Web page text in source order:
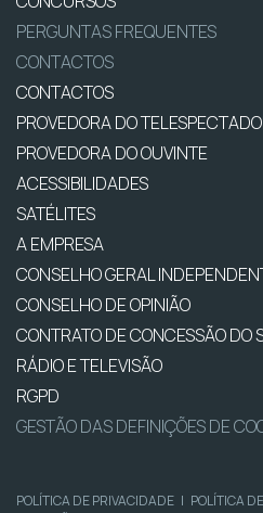
PERGUNTAS FREQUENTES
CONTACTOS
CONTACTOS
PROVEDORA DO
PROVEDORA DO OUVINTE
ACESSIBILIDADES
SATÉLITES
A EMPRESA
CONSELHO GERAL
CONSELHO DE OPINIÃO
CONTRATO DE CONCESSÃO DO
RÁDIO E TELEVISÃO
RGPD
GESTÃO DAS DEFINIÇÕES DE
POLÍTICA DE PRIVACIDADE | POLÍTICA